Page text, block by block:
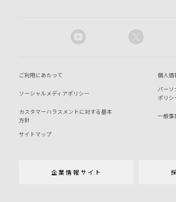
企業情報サイト
ご利用にあたって 個人情
ソーシャルメディアポリシー
パーソ
ポリシ
カスタマーハラスメントに対する基本
方針
一般事
サイトマップ